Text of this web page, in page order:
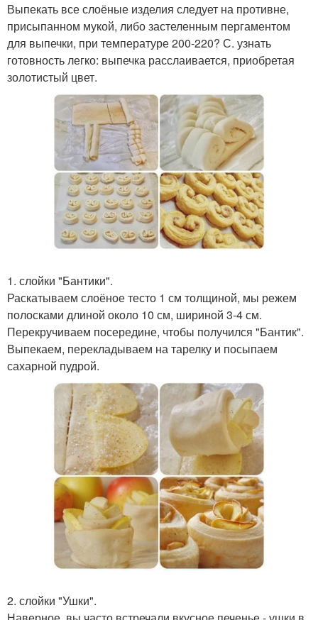
Выпекать все слоёные изделия следует на противне,
присыпанном мукой, либо застеленным пергаментом
для выпечки, при температуре 200-220? С. узнать
готовность легко: выпечка расслаивается, приобретая
золотистый цвет.
1. слойки "Бантики".
Раскатываем слоёное тесто 1 см толщиной, мы режем
полосками длиной около 10 см, шириной 3-4 см.
Перекручиваем посередине, чтобы получился "Бантик".
Выпекаем, перекладываем на тарелку и посыпаем
сахарной пудрой.
2. слойки "Ушки".